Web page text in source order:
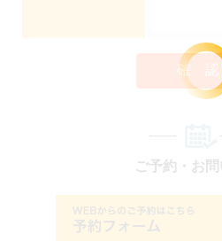
確 認
ご予約・お